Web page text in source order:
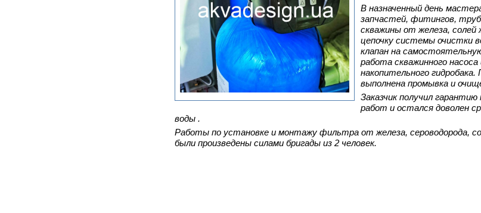
В назначенный день
запчастей, фитингов,
скважины от железа,
цепочку системы очистки
клапан на
работа скважинного
накопительного
выполнена промывка и
Заказчик получил
работ и остался доволен
воды .
Работы по установке и монтажу фильтра от железа, сероводорода,
были произведены силами бригады из 2 человек.